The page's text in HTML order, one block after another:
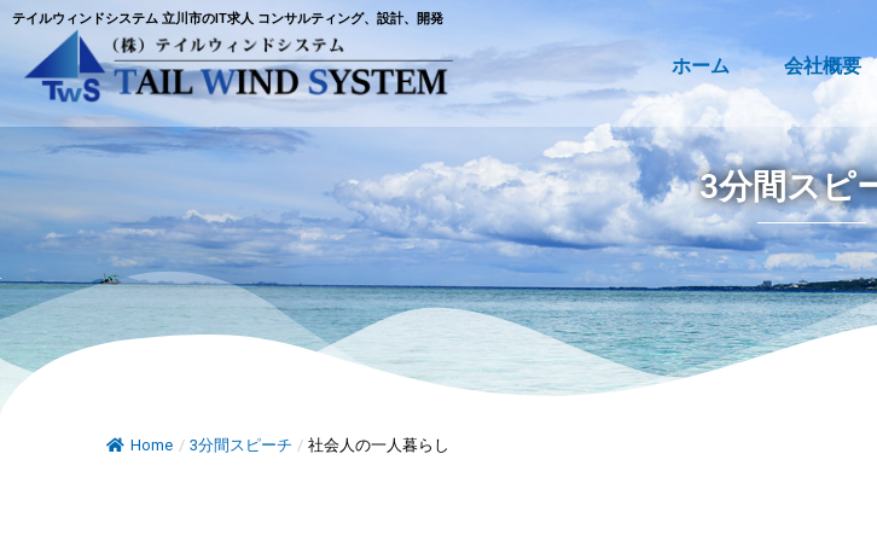
テイルウィンドシステム 立川市のIT求人 コンサルティング、設計、開発
ホーム 会社概要
3分間スピ
Home / 3分間スピーチ / 社会人の一人暮らし